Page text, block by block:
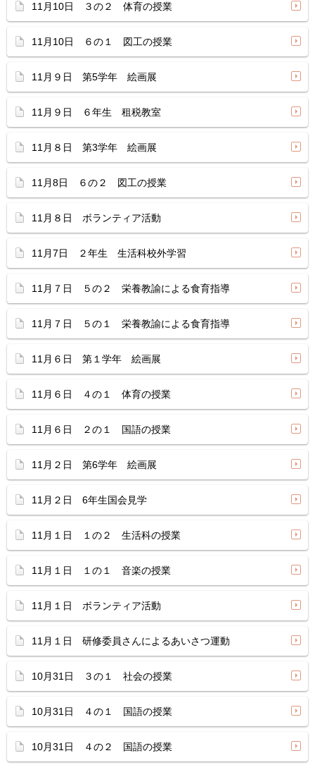
11月10日 ３の２ 体育の授業
11月10日 ６の１ 図工の授業
11月９日 第5学年 絵画展
11月９日 ６年生 租税教室
11月８日 第3学年 絵画展
11月8日 ６の２ 図工の授業
11月８日 ボランティア活動
11月7日 ２年生 生活科校外学習
11月７日 ５の２ 栄養教諭による食育指導
11月７日 ５の１ 栄養教諭による食育指導
11月６日 第１学年 絵画展
11月６日 ４の１ 体育の授業
11月６日 ２の１ 国語の授業
11月２日 第6学年 絵画展
11月２日 6年生国会見学
11月１日 １の２ 生活科の授業
11月１日 １の１ 音楽の授業
11月１日 ボランティア活動
11月１日 研修委員さんによるあいさつ運動
10月31日 ３の１ 社会の授業
10月31日 ４の１ 国語の授業
10月31日 ４の２ 国語の授業